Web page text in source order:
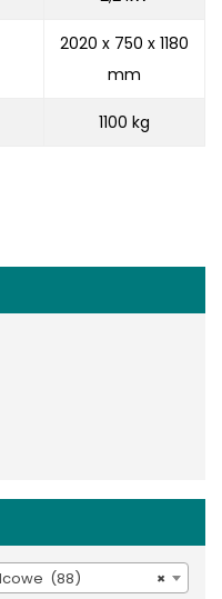
2020 x 750 x 1180
mm
1100 kg
×
(88)